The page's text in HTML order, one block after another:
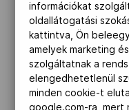
nagy motiváló
Utolsó napra
is hívtam,
gyerekek. Gálfi
kezdte anno, és
információkat
oldallátogatási
kattintva, Ön
amelyek marketing
szolgáltatnak a
elengedhetetlenül
minden cookie-t
google.com-ra, mert